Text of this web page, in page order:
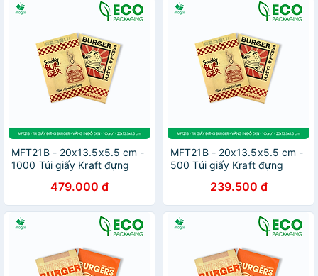
MFT21B - 20x13.5x5.5 cm -
1000 Túi giấy Kraft đựng
túi đựng thực phẩm
479.000 đ
MFT21B - 20x13.5x5.5 cm -
500 Túi giấy Kraft đựng
túi đựng thực phẩm
239.500 đ